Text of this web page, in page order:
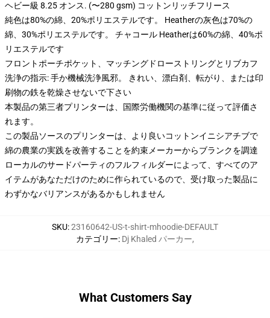
ヘビー級 8.25 オンス. (〜280 gsm) コットンリッチフリース
純色は80%の綿、20%ポリエステルです。 Heatherの灰色は70%の
綿、30%ポリエステルです。 チャコール Heatherは60%の綿、40%ポ
リエステルです
フロントポーチポケット、マッチングドローストリングとリブカフ
洗浄の指示: 手か機械洗浄風邪。 きれい、漂白剤、転がり、または印
刷物の鉄を乾燥させないで下さい
本製品の第三者プリンターは、国際労働機関の基準に従って評価さ
れます。
この製品ソースのプリンターは、より良いコットンイニシアチブで
綿の農業の実践を改善することを約束メーカーからブランクを調達
ローカルのサードパーティのフルフィルダーによって、すべてのア
イテムがあなただけのために作られているので、受け取った製品に
わずかなバリアンスがあるかもしれません
SKU:23160642-US-t-shirt-mhoodie-DEFAULT
カテゴリー: Dj Khaled パーカー,
What Customers Say